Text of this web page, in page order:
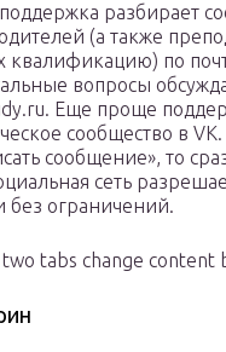
разбирает
(а также
по
вопросы
Еще проще
сообщество в
сообщение», то
сеть
без ограничений.
tabs change content